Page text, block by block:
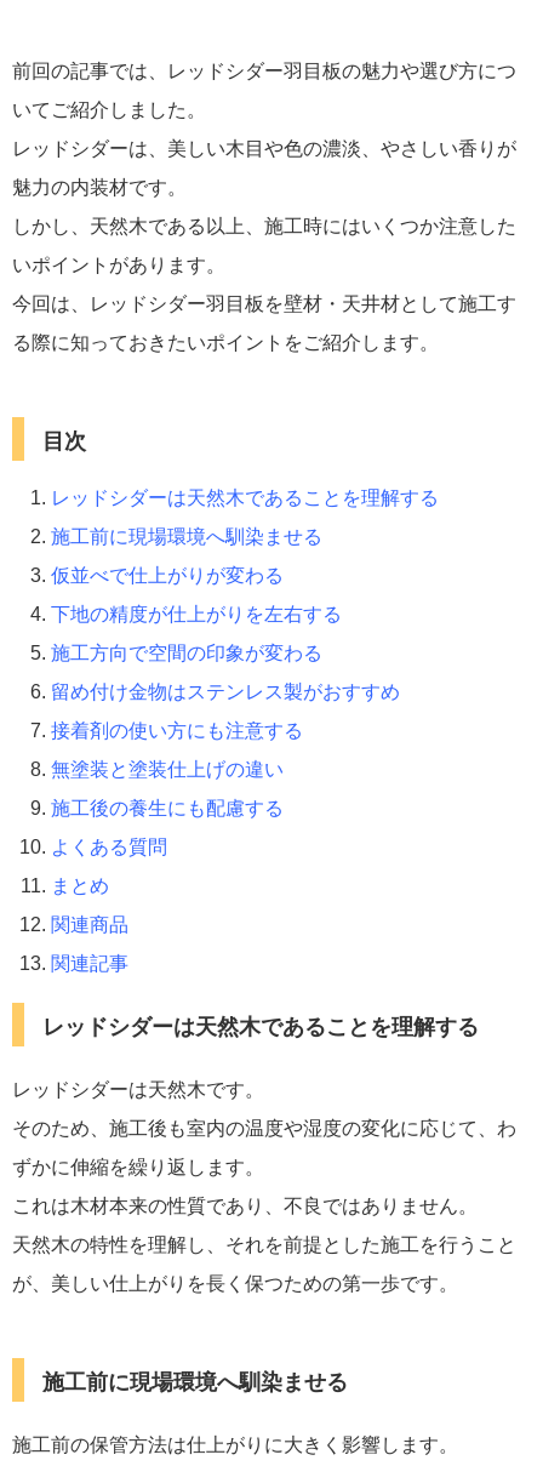
前回の記事では、レッドシダー羽目板の魅力や選び方につ
いてご紹介しました。
レッドシダーは、美しい木目や色の濃淡、やさしい香りが
魅力の内装材です。
しかし、天然木である以上、施工時にはいくつか注意した
いポイントがあります。
今回は、レッドシダー羽目板を壁材・天井材として施工す
る際に知っておきたいポイントをご紹介します。
目次
レッドシダーは天然木であることを理解する
施工前に現場環境へ馴染ませる
仮並べで仕上がりが変わる
下地の精度が仕上がりを左右する
施工方向で空間の印象が変わる
留め付け金物はステンレス製がおすすめ
接着剤の使い方にも注意する
無塗装と塗装仕上げの違い
施工後の養生にも配慮する
よくある質問
まとめ
関連商品
関連記事
レッドシダーは天然木であることを理解する
レッドシダーは天然木です。
そのため、施工後も室内の温度や湿度の変化に応じて、わ
ずかに伸縮を繰り返します。
これは木材本来の性質であり、不良ではありません。
天然木の特性を理解し、それを前提とした施工を行うこと
が、美しい仕上がりを長く保つための第一歩です。
施工前に現場環境へ馴染ませる
施工前の保管方法は仕上がりに大きく影響します。